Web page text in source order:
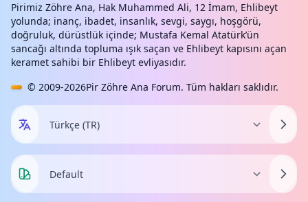
Pirimiz Zöhre Ana, Hak Muhammed Ali, 12 İmam, Ehlibeyt
yolunda; inanç, ibadet, insanlık, sevgi, saygı, hoşgörü,
doğruluk, dürüstlük içinde; Mustafa Kemal Atatürk’ün
sancağı altında topluma ışık saçan ve Ehlibeyt kapısını açan
keramet sahibi bir Ehlibeyt evliyasıdır.
© 2009-2026Pir Zöhre Ana Forum. Tüm hakları saklıdır.